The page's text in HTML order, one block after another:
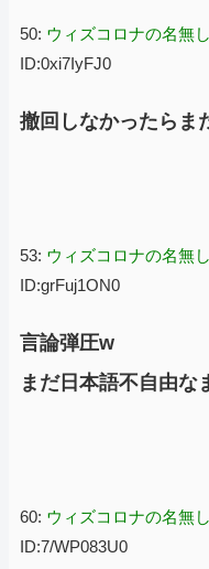
50: ウィズコロナの名無
ID:0xi7IyFJ0
撤回しなかったらま
53: ウィズコロナの名無
ID:grFuj1ON0
言論弾圧w
まだ日本語不自由な
60: ウィズコロナの名無
ID:7/WP083U0